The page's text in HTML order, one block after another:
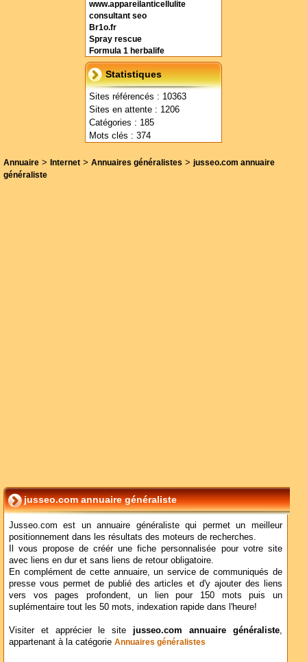
www.appareilanticellulite
consultant seo
Br1o.fr
Spray rescue
Formula 1 herbalife
Statistiques
Sites référencés : 10363
Sites en attente : 1206
Catégories : 185
Mots clés : 374
Annuaire > Internet > Annuaires généralistes > jusseo.com annuaire
généraliste
jusseo.com annuaire généraliste
Jusseo.com est un annuaire généraliste qui permet un meilleur
positionnement dans les résultats des moteurs de recherches.
Il vous propose de créér une fiche personnalisée pour votre site
avec liens en dur et sans liens de retour obligatoire.
En complément de cette annuaire, un service de communiqués de
presse vous permet de publié des articles et d'y ajouter des liens
vers vos pages profondent, un lien pour 150 mots puis un
suplémentaire tout les 50 mots, indexation rapide dans l'heure!
Visiter et apprécier le site jusseo.com annuaire généraliste,
appartenant à la catégorie Annuaires généralistes